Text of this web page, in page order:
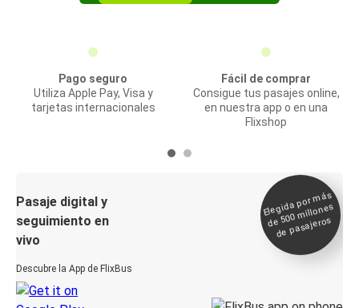
Pago seguro
Utiliza Apple Pay, Visa y
tarjetas internacionales
Fácil de comprar
Consigue tus pasajes online,
en nuestra app o en una
Flixshop
Pasaje digital y
seguimiento en
vivo
Descubre la App de FlixBus
Elegida por
más
de 500
millones
de pasajeros